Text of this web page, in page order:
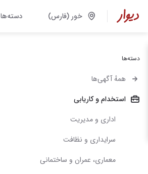
خور (فارس) دسته‌ها
دسته‌ها
همهٔ آگهی‌ها
استخدام و کاریابی
اداری و مدیریت
سرایداری و نظافت
معماری، عمران و ساختمانی